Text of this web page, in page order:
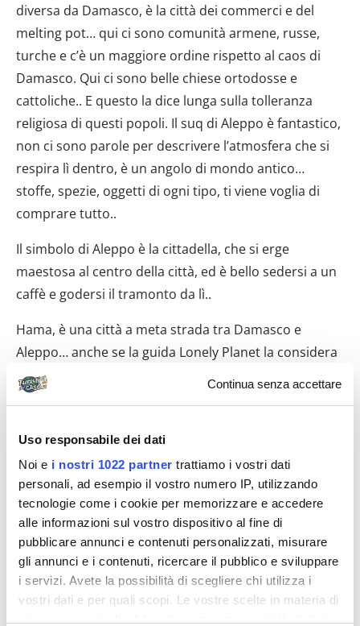
Continua senza accettare
Uso responsabile dei dati
Noi e i nostri 1022 partner trattiamo i vostri dati
personali, ad esempio il vostro numero IP, utilizzando
tecnologie come i cookie per memorizzare e accedere
alle informazioni sul vostro dispositivo al fine di
pubblicare annunci e contenuti personalizzati, misurare
gli annunci e i contenuti, ricercare il pubblico e sviluppare
i servizi. Avete la possibilità di scegliere chi utilizza i
vostri dati e per quali scopi. Le vostre scelte in materia di
diversa da Damasco, è la città dei commerci e del
melting pot… qui ci sono comunità armene, russe,
turche e c’è un maggiore ordine rispetto al caos di
Damasco. Qui ci sono belle chiese ortodosse e
cattoliche.. E questo la dice lunga sulla tolleranza
religiosa di questi popoli. Il suq di Aleppo è fantastico,
non ci sono parole per descrivere l’atmosfera che si
respira lì dentro, è un angolo di mondo antico…
stoffe, spezie, oggetti di ogni tipo, ti viene voglia di
comprare tutto..
Il simbolo di Aleppo è la cittadella, che si erge
maestosa al centro della città, ed è bello sedersi a un
caffè e godersi il tramonto da lì..
Hama, è una città a meta strada tra Damasco e
Aleppo… anche se la guida Lonely Planet la considera
una delle città più belle della Siria… A noi ha un po’
deluso… l’abbiamo trovata un po’ scialba, con poco da
un’escursione nel deserto… Da lì, infatti, grazie a un
tassista che abbiamo prenotato per tutta la giornata,
siamo andati a Qasr Ibn Wardan, a Rasafa per poi
arrivare sulle sponde dell’Eufrate, sul lago Assad.
Escursione memorabile, perché tutti questi posti
corrispondono a siti archeologici in pieno deserto
dove abbiamo avuto la magnifica opportunità di
girare completamente da soli, nel silenzio più